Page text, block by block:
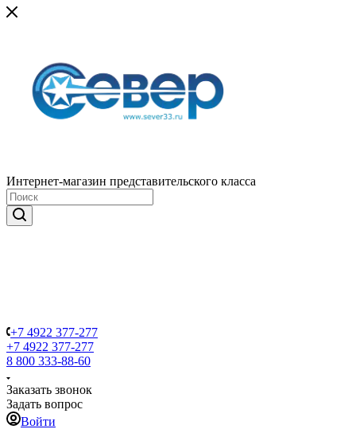
Интернет-магазин представительского класса
+7 4922 377-277
+7 4922 377-277
8 800 333-88-60
Заказать звонок
Задать вопрос
Войти